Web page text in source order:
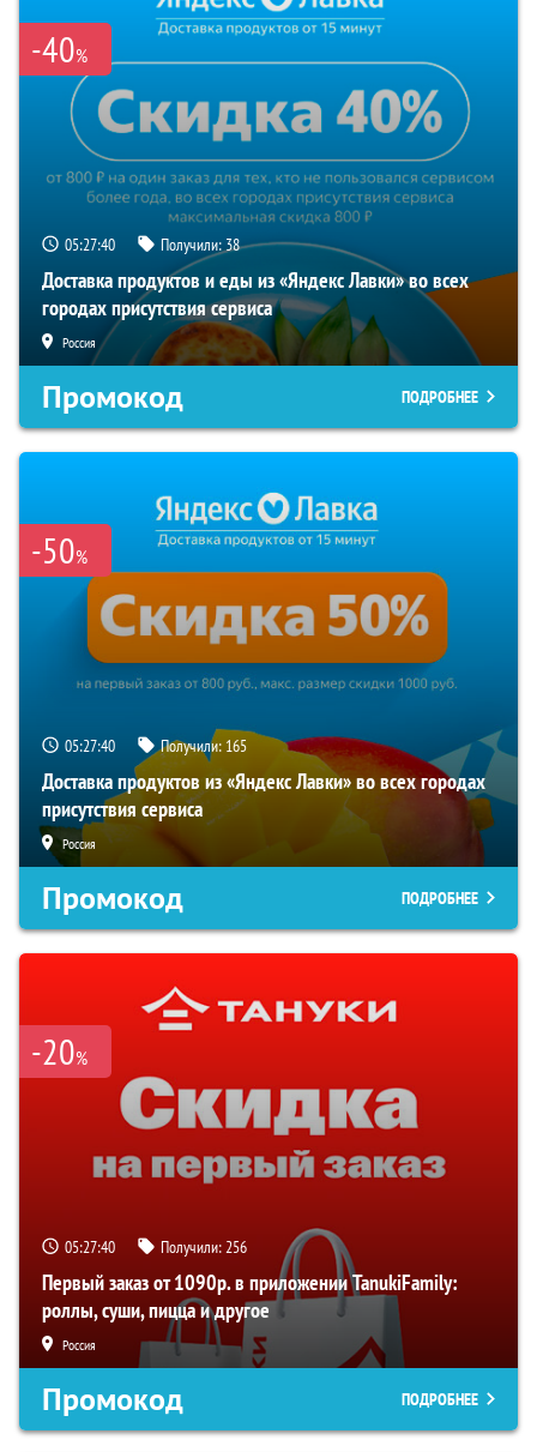
-40%
05:27:39 Получили:38
Доставка продуктов и еды из «Яндекс Лавки» во всех
городах присутствия сервиса
Россия
Промокод ПОДРОБНЕЕ
-50%
05:27:39 Получили: 165
Доставка продуктов из «Яндекс Лавки» во всех городах
присутствия сервиса
Россия
Промокод ПОДРОБНЕЕ
-20%
05:27:39 Получили:256
Первый заказ от 1090р. в приложении TanukiFamily:
роллы, суши, пицца и другое
Россия
Промокод ПОДРОБНЕЕ